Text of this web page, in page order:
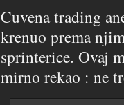
Cuvena trading
krenuo prema
sprinterice. Ovaj
mirno rekao : ne